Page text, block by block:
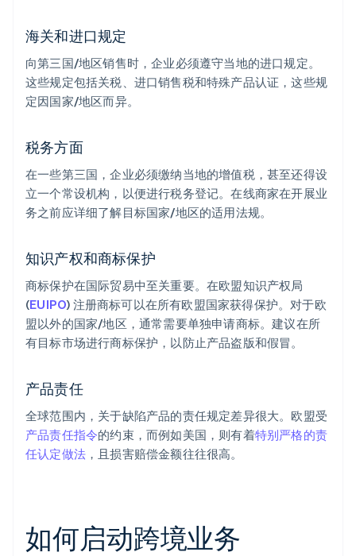
海关和进口规定
向第三国/地区销售时，企业必须遵守当地的进口规定。
这些规定包括关税、进口销售税和特殊产品认证，这些规
定因国家/地区而异。
税务方面
在一些第三国，企业必须缴纳当地的增值税，甚至还得设
立一个常设机构，以便进行税务登记。在线商家在开展业
务之前应详细了解目标国家/地区的适用法规。
知识产权和商标保护
商标保护在国际贸易中至关重要。在欧盟知识产权局
(EUIPO) 注册商标可以在所有欧盟国家获得保护。对于欧
盟以外的国家/地区，通常需要单独申请商标。建议在所
有目标市场进行商标保护，以防止产品盗版和假冒。
产品责任
全球范围内，关于缺陷产品的责任规定差异很大。欧盟受
产品责任指令的约束，而例如美国，则有着特别严格的责
任认定做法 ，且损害赔偿金额往往很高。
如何启动跨境业务